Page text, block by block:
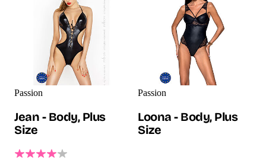
Passion
Jean - Body, Plus
Size
Passion
Loona - Body, Plus
Size